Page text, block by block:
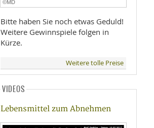
©MD
Bitte haben Sie noch etwas Geduld!
Weitere Gewinnspiele folgen in
Kürze.
Weitere tolle Preise
VIDEOS
Lebensmittel zum Abnehmen